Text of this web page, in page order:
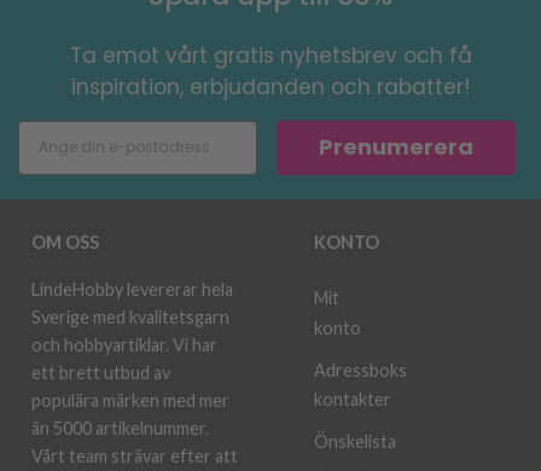
Ta emot vårt gratis nyhetsbrev och få
inspiration, erbjudanden och rabatter!
Prenumerera
OM OSS
LindeHobby levererar hela
Sverige med kvalitetsgarn
och hobbyartiklar. Vi har
ett brett utbud av
populära märken med mer
än 5000 artikelnummer.
Vårt team strävar efter att
KONTO
Mit
konto
Adressboks
kontakter
Önskelista